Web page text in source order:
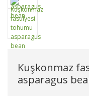
Kuşkonmaz
asparagus